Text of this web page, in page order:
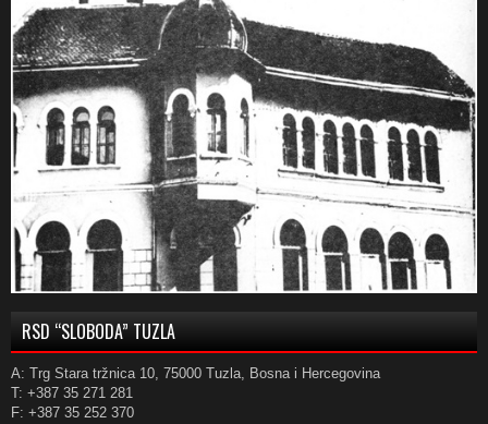
RSD “SLOBODA” TUZLA
A: Trg Stara tržnica 10, 75000 Tuzla, Bosna i Hercegovina
T: +387 35 271 281
F: +387 35 252 370